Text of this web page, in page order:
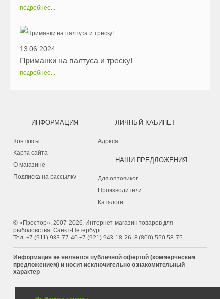
подробнее...
13.06.2024
Приманки на палтуса и треску!
подробнее...
ИНФОРМАЦИЯ
Контакты
Карта сайта
О магазине
Подписка на рассылку
ЛИЧНЫЙ КАБИНЕТ
Адреса
НАШИ ПРЕДЛОЖЕНИЯ
Для оптовиков
Производители
Каталоги
© «Простор», 2007-2026. Интернет-магазин товаров для
рыболовства. Санкт-Петербург.
Тел. +7 (911) 983-77-40 ‭+7 (921) 943-18-26 8 (800) 550-58-75‬
Информация не является публичной офертой (коммерческим
предложением) и носит исключительно ознакомительный
характер